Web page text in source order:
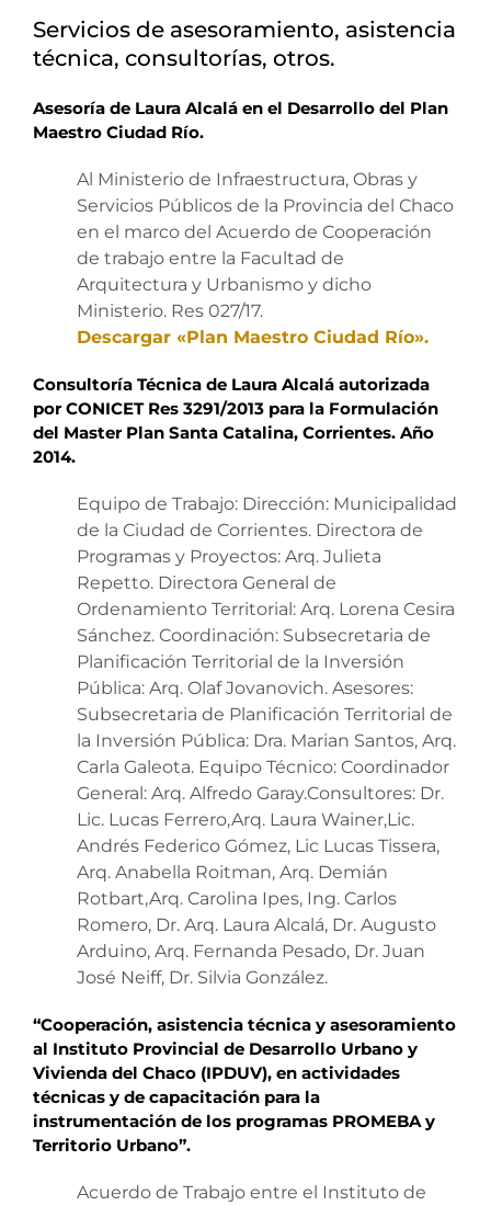
Servicios de asesoramiento, asistencia
técnica, consultorías, otros.
Asesoría de Laura Alcalá en el Desarrollo del Plan
Maestro Ciudad Río.
Al Ministerio de Infraestructura, Obras y
Servicios Públicos de la Provincia del Chaco
en el marco del Acuerdo de Cooperación
de trabajo entre la Facultad de
Arquitectura y Urbanismo y dicho
Ministerio. Res 027/17.
Descargar «Plan Maestro Ciudad Río».
Consultoría Técnica de Laura Alcalá autorizada
por CONICET Res 3291/2013 para la Formulación
del Master Plan Santa Catalina, Corrientes. Año
2014.
Equipo de Trabajo: Dirección: Municipalidad
de la Ciudad de Corrientes. Directora de
Programas y Proyectos: Arq. Julieta
Repetto. Directora General de
Ordenamiento Territorial: Arq. Lorena Cesira
Sánchez. Coordinación: Subsecretaria de
Planificación Territorial de la Inversión
Pública: Arq. Olaf Jovanovich. Asesores:
Subsecretaria de Planificación Territorial de
la Inversión Pública: Dra. Marian Santos, Arq.
Carla Galeota. Equipo Técnico: Coordinador
General: Arq. Alfredo Garay.Consultores: Dr.
Lic. Lucas Ferrero,Arq. Laura Wainer,Lic.
Andrés Federico Gómez, Lic Lucas Tissera,
Arq. Anabella Roitman, Arq. Demián
Rotbart,Arq. Carolina Ipes, Ing. Carlos
Romero, Dr. Arq. Laura Alcalá, Dr. Augusto
Arduino, Arq. Fernanda Pesado, Dr. Juan
José Neiff, Dr. Silvia González.
“Cooperación, asistencia técnica y asesoramiento
al Instituto Provincial de Desarrollo Urbano y
Vivienda del Chaco (IPDUV), en actividades
técnicas y de capacitación para la
instrumentación de los programas PROMEBA y
Territorio Urbano”.
Acuerdo de Trabajo entre el Instituto de